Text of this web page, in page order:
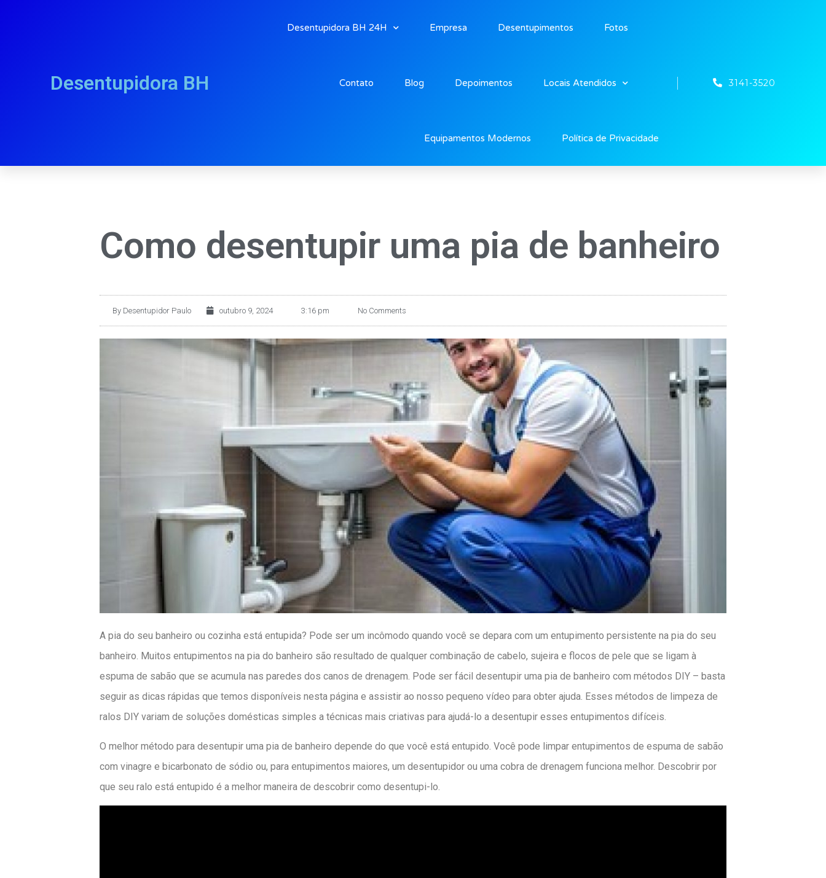
Desentupidora BH
Desentupidora BH 24H Empresa Desentupimentos Fotos
Contato Blog Depoimentos Locais Atendidos
Equipamentos Modernos Política de Privacidade
3141-3520
Como desentupir uma pia de banheiro
By Desentupidor Paulo outubro 9, 2024 3:16 pm No Comments
A pia do seu banheiro ou cozinha está entupida? Pode ser um incômodo quando você se depara com um entupimento persistente na pia do seu
banheiro. Muitos entupimentos na pia do banheiro são resultado de qualquer combinação de cabelo, sujeira e flocos de pele que se ligam à
espuma de sabão que se acumula nas paredes dos canos de drenagem. Pode ser fácil desentupir uma pia de banheiro com métodos DIY – basta
seguir as dicas rápidas que temos disponíveis nesta página e assistir ao nosso pequeno vídeo para obter ajuda. Esses métodos de limpeza de
ralos DIY variam de soluções domésticas simples a técnicas mais criativas para ajudá-lo a desentupir esses entupimentos difíceis.
O melhor método para desentupir uma pia de banheiro depende do que você está entupido. Você pode limpar entupimentos de espuma de sabão
com vinagre e bicarbonato de sódio ou, para entupimentos maiores, um desentupidor ou uma cobra de drenagem funciona melhor. Descobrir por
que seu ralo está entupido é a melhor maneira de descobrir como desentupi-lo.